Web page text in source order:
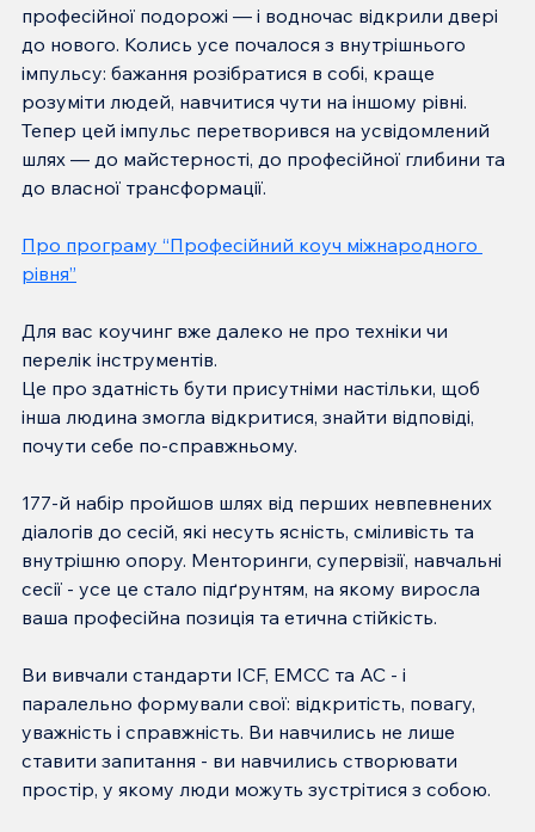
професійної подорожі — і водночас відкрили двері
до нового. Колись усе почалося з внутрішнього
імпульсу: бажання розібратися в собі, краще
розуміти людей, навчитися чути на іншому рівні.
Тепер цей імпульс перетворився на усвідомлений
шлях — до майстерності, до професійної глибини та
до власної трансформації.
Про програму “Професійний коуч міжнародного
рівня”
Для вас коучинг вже далеко не про техніки чи
перелік інструментів.
Це про здатність бути присутніми настільки, щоб
інша людина змогла відкритися, знайти відповіді,
почути себе по-справжньому.
177-й набір пройшов шлях від перших невпевнених
діалогів до сесій, які несуть ясність, сміливість та
внутрішню опору. Менторинги, супервізії, навчальні
сесії - усе це стало підґрунтям, на якому виросла
ваша професійна позиція та етична стійкість.
Ви вивчали стандарти ICF, EMCC та AC - і
паралельно формували свої: відкритість, повагу,
уважність і справжність. Ви навчились не лише
ставити запитання - ви навчились створювати
простір, у якому люди можуть зустрітися з собою.